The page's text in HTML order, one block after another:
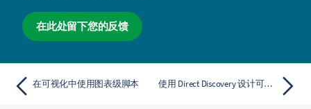
在此处留下您的反馈
在可视化中使用图表级脚本 使用 Direct Discovery 设计可视化